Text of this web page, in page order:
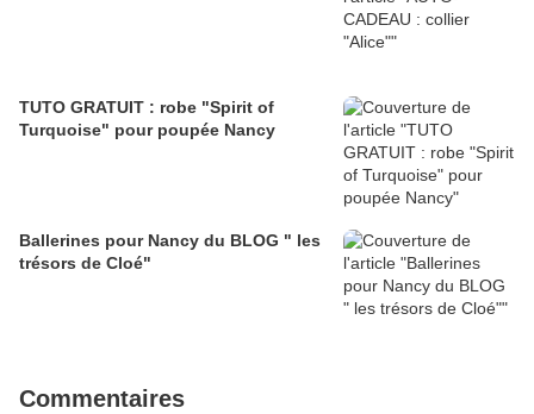
TUTO GRATUIT : robe "Spirit of
Turquoise" pour poupée Nancy
Ballerines pour Nancy du BLOG " les
trésors de Cloé"
Commentaires